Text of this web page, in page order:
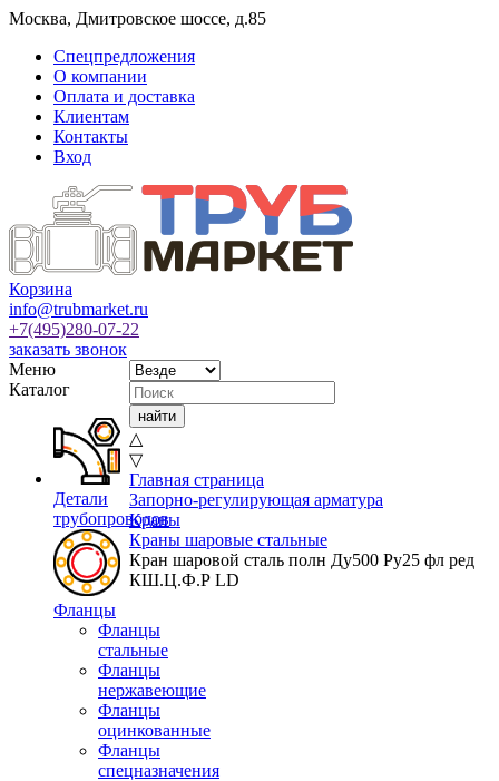
Москва, Дмитровское шоссе, д.85
Спецпредложения
О компании
Оплата и доставка
Клиентам
Контакты
Вход
Корзина
info@trubmarket.ru
+7(495)280-07-22
заказать звонок
Меню
Каталог
Детали
трубопроводов
Фланцы
Фланцы
стальные
Фланцы
нержавеющие
Фланцы
оцинкованные
Фланцы
спецназначения
△
▽
Главная страница
Запорно-регулирующая арматура
Краны
Краны шаровые стальные
Кран шаровой сталь полн Ду500 Ру25 фл ред
КШ.Ц.Ф.Р LD